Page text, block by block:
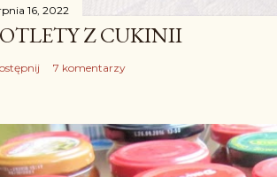
16, 2022
Z CUKINII
7 komentarzy